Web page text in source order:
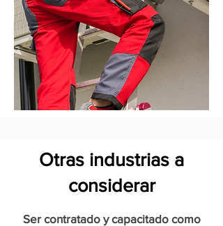
Otras industrias a
considerar
Ser contratado y capacitado como